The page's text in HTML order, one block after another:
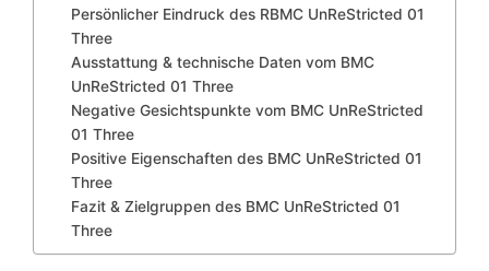
Persönlicher Eindruck des RBMC UnReStricted 01
Three
Ausstattung & technische Daten vom BMC
UnReStricted 01 Three
Negative Gesichtspunkte vom BMC UnReStricted
01 Three
Positive Eigenschaften des BMC UnReStricted 01
Three
Fazit & Zielgruppen des BMC UnReStricted 01
Three